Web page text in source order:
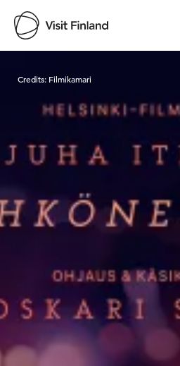
Credits: Filmikamari